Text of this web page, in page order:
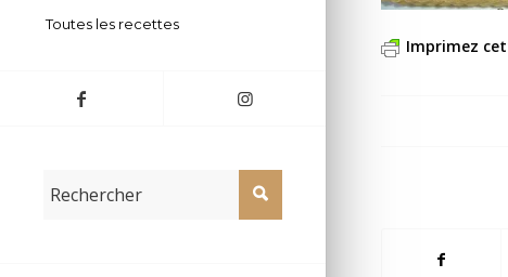
Toutes les recettes
Imprimez